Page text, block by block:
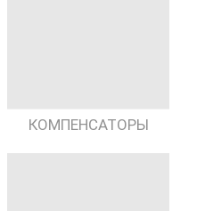
КОМПЕНСАТОРЫ